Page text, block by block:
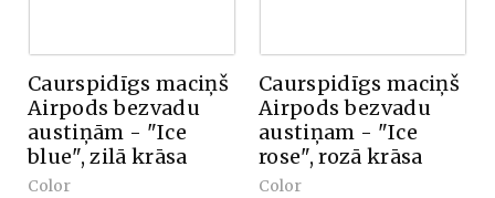
Caurspidīgs maciņš
Airpods bezvadu
austiņām - "Ice
blue", zilā krāsa
Color
Caurspidīgs maciņš
Airpods bezvadu
austiņam - "Ice
rose", rozā krāsa
Color